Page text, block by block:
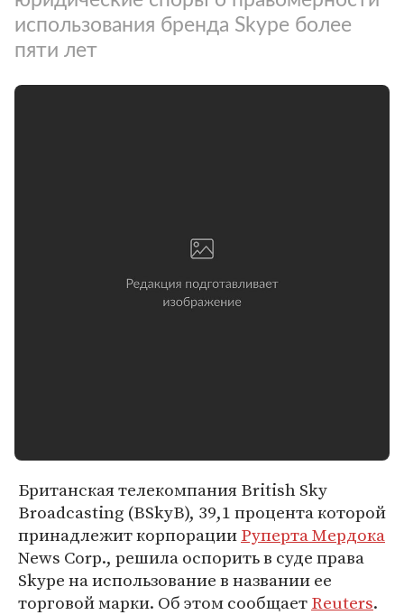
использования бренда Skype более
пяти лет
Британская телекомпания British Sky
Broadcasting (BSkyB), 39,1 процента которой
принадлежит корпорацииРуперта Мердока
News Corp., решила оспорить в суде права
Skype на использование в названии ее
торговой марки. Об этом сообщаетReuters.